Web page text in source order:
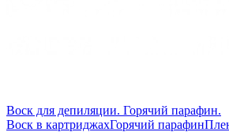
Воск для депиляции. Горячий парафин.
Воск в картриджахГорячий парафин